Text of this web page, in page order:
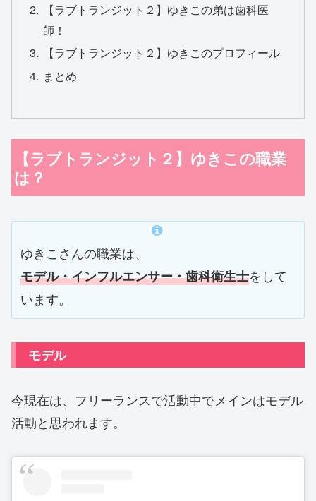
【ラブトランジット２】ゆきこの弟は歯科医
師！
【ラブトランジット２】ゆきこのプロフィール
まとめ
【ラブトランジット２】ゆきこの職業
は？
ゆきこさんの職業は、
モデル・インフルエンサー・歯科衛生士をして
います。
モデル
今現在は、フリーランスで活動中でメインはモデル
活動と思われます。